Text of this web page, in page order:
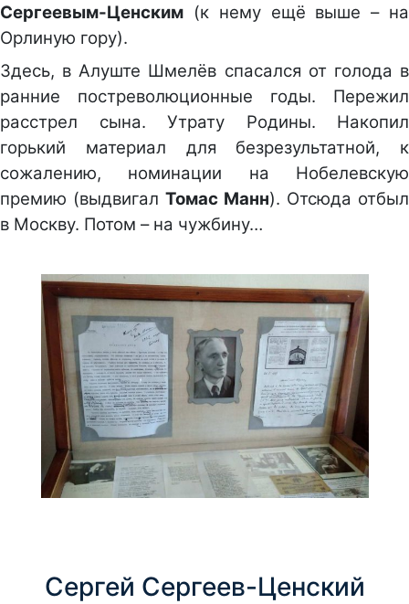
Сергеевым-Ценским (к нему ещё выше – на
Орлиную гору).
Здесь, в Алуште Шмелёв спасался от голода в
ранние постреволюционные годы. Пережил
расстрел сына. Утрату Родины. Накопил
горький материал для безрезультатной, к
сожалению, номинации на Нобелевскую
премию (выдвигал Томас Манн). Отсюда отбыл
в Москву. Потом – на чужбину…
Сергей Сергеев-Ценский